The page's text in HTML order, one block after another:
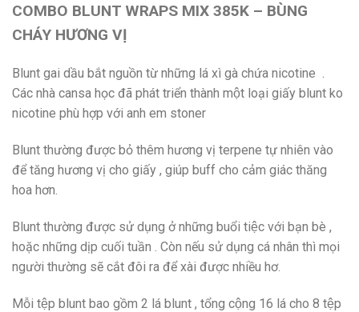
COMBO BLUNT WRAPS MIX 385K – BÙNG
CHÁY HƯƠNG VỊ
Blunt gai dầu bắt nguồn từ những lá xì gà chứa nicotine .
Các nhà cansa học đã phát triển thành một loại giấy blunt ko
nicotine phù hợp với anh em stoner
Blunt thường được bỏ thêm hương vị terpene tự nhiên vào
để tăng hương vị cho giấy , giúp buff cho cảm giác thăng
hoa hơn.
Blunt thường được sử dụng ở những buổi tiệc với bạn bè ,
hoặc những dịp cuối tuần . Còn nếu sử dụng cá nhân thì mọi
người thường sẽ cắt đôi ra để xài được nhiều hơ.
Mỗi tệp blunt bao gồm 2 lá blunt , tổng cộng 16 lá cho 8 tệp